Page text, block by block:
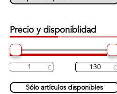
Precio y disponiblidad
Sólo artículos disponibles